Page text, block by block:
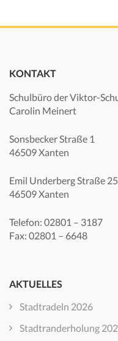
KONTAKT
Schulbüro der Viktor-
Carolin Meinert
Sonsbecker Straße 1
46509 Xanten
Emil Underberg Straße 25
46509 Xanten
Telefon: 02801 – 3187
Fax: 02801 – 6648
AKTUELLES
Stadtradeln 2026
Stadtranderholung